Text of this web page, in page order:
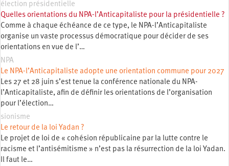
élection présidentielle
Quelles orientations du NPA-l’Anticapitaliste pour la présidentielle ?
Comme à chaque échéance de ce type, le NPA-l’Anticapitaliste
organise un vaste processus démocratique pour décider de ses
orientations en vue de l’…
NPA
Le NPA-l’Anticapitaliste adopte une orientation commune pour 2027
Les 27 et 28 juin s’est tenue la conférence nationale du NPA-
l’Anticapitaliste, afin de définir les orientations de l’organisation
pour l’élection…
sionisme
Le retour de la loi Yadan ?
Le projet de loi de « cohésion républicaine par la lutte contre le
racisme et l’antisémitisme » n’est pas la résurrection de la loi Yadan.
Il faut le…